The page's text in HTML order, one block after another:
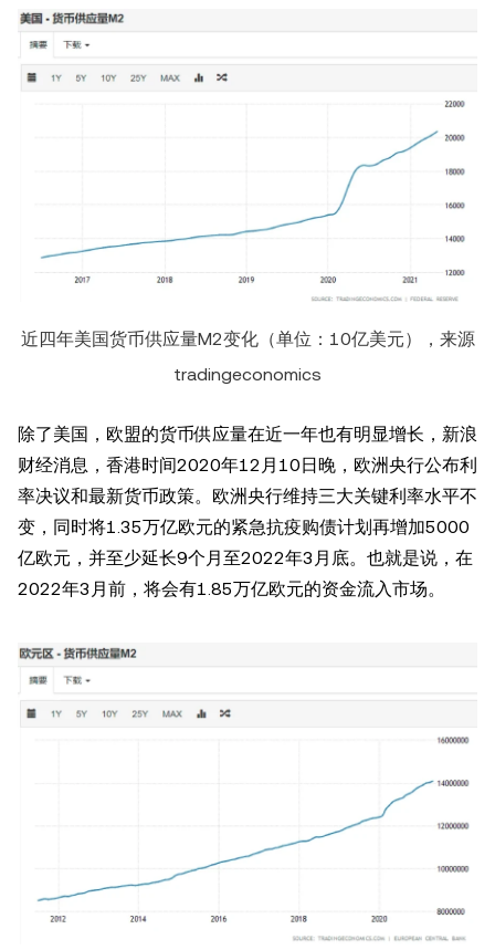
近四年美国货币供应量M2变化（单位：10亿美元），来源
tradingeconomics
除了美国，欧盟的货币供应量在近一年也有明显增长，新浪
财经消息，香港时间2020年12月10日晚，欧洲央行公布利
率决议和最新货币政策。欧洲央行维持三大关键利率水平不
变，同时将1.35万亿欧元的紧急抗疫购债计划再增加5000
亿欧元，并至少延长9个月至2022年3月底。也就是说，在
2022年3月前，将会有1.85万亿欧元的资金流入市场。